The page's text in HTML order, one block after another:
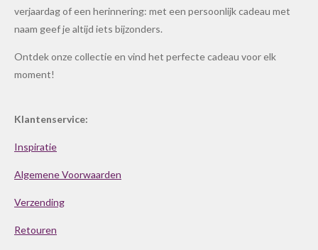
verjaardag of een herinnering: met een persoonlijk cadeau met
naam geef je altijd iets bijzonders.
Ontdek onze collectie en vind het perfecte cadeau voor elk
moment!
Klantenservice:
Inspiratie
Algemene Voorwaarden
Verzending
Retouren